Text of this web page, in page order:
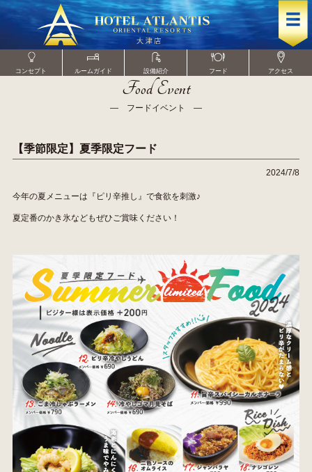
コンセプト ルームガイド 設備紹介 フード アクセス
Food Event
― フードイベント ―
【季節限定】夏季限定フード
2024/7/8
今年の夏メニューは『ピリ辛推し』で食欲を刺激♪
夏定番のかき氷などもぜひご賞味ください！